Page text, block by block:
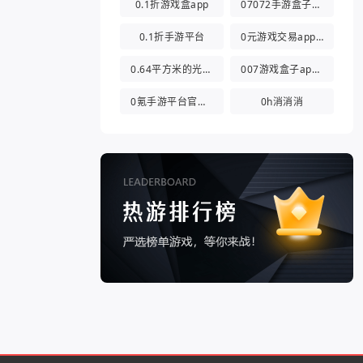
0.1折游戏盒app 07072手游盒子app
0.1折手游平台 0元游戏交易app(0氪游戏盒)
0.64平方米的光都与你有关 007游戏盒子app官方版
0氪手游平台官方版 0h消消消